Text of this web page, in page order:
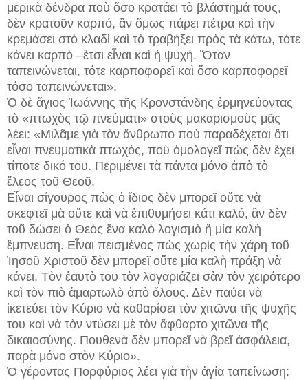
μερικὰ δένδρα ποὺ ὅσο κρατάει τὸ βλάστημά τους,
δὲν κρατοῦν καρπό, ἂν ὅμως πάρει πέτρα καὶ τὴν
κρεμάσει στὸ κλαδὶ καὶ τὸ τραβήξει πρὸς τὰ κάτω, τότε
κάνει καρπὸ –ἔτσι εἶναι καὶ ἡ ψυχή. Ὅταν
ταπεινώνεται, τότε καρποφορεῖ καὶ ὅσο καρποφορεῖ
τόσο ταπεινώνεται».
Ὁ δὲ ἅγιος Ἰωάννης τῆς Κρονστάνδης ἑρμηνεύοντας
τὸ «πτωχὸς τῷ πνεύματι» στοὺς μακαρισμοὺς μᾶς
λέει: «Μιλᾶμε γιὰ τὸν ἄνθρωπο ποὺ παραδέχεται ὅτι
εἶναι πνευματικὰ πτωχός, ποὺ ὁμολογεῖ πὼς δὲν ἔχει
τίποτε δικό του. Περιμένει τὰ πάντα μόνο ἀπὸ τὸ
ἔλεος τοῦ Θεοῦ.
Εἶναι σίγουρος πὼς ὁ ἴδιος δὲν μπορεῖ οὔτε νὰ
σκεφτεῖ μὰ οὔτε καὶ νὰ ἐπιθυμήσει κάτι καλό, ἂν δὲν
τοῦ δώσει ὁ Θεὸς ἕνα καλὸ λογισμὸ ἤ μία καλὴ
ἔμπνευση. Εἶναι πεισμένος πὼς χωρὶς τὴν χάρη τοῦ
Ἰησοῦ Χριστοῦ δὲν μπορεῖ οὔτε μία καλὴ πράξη νὰ
κάνει. Τὸν ἑαυτὸ του τὸν λογαριάζει σὰν τὸν χειρότερο
καὶ τὸν πιὸ ἁμαρτωλὸ ἀπὸ ὅλους. Δὲν παύει νὰ
ἱκετεύει τὸν Κύριο νὰ καθαρίσει τὸν χιτῶνα τῆς ψυχῆς
του καὶ νὰ τὸν ντύσει μὲ τὸν ἄφθαρτο χιτῶνα τῆς
δικαιοσύνης. Πουθενὰ δὲν μπορεῖ νὰ βρεῖ ἀσφάλεια,
παρὰ μόνο στὸν Κύριο».
Ὁ γέροντας Πορφύριος λέει γιὰ τὴν ἁγία ταπείνωση: